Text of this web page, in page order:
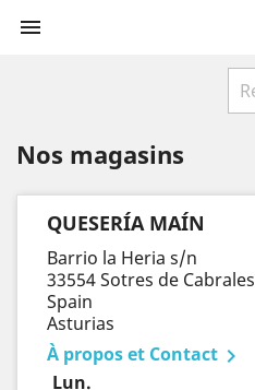

Nos magasins
QUESERÍA MAÍN
Barrio la Heria s/n
33554 Sotres de Cabrales
Spain
Asturias
À propos et Contact 
Lun.